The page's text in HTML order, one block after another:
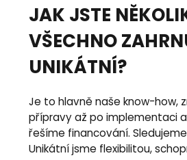
JAK JSTE
VŠECHNO
UNIKÁTNÍ?
Je to hlavně naše know-how,
přípravy až po implementaci
řešíme financování.
Unikátní jsme flexibilitou,